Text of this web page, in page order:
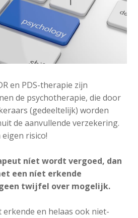
en PDS-therapie zijn
de psychotherapie, die door
(gedeeltelijk) worden
de aanvullende verzekering.
risico!
níet wordt vergoed, dan
een níet erkende
twijfel over mogelijk.
en helaas ook niet-